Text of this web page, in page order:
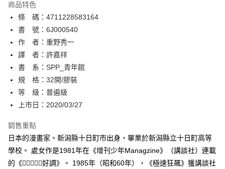
相關說明
【關於「AFTEE先享後付」】
AFTEE先享後付是「在收到商品之後才付款」的支付方式。 讓您購物簡單
便利好安心！
１．簡單：不需註冊會員、不需綁卡、不需儲值。
２．便利：只要手機號碼，簡訊認證，即可結帳。
３．安心：先確認商品／服務後，再付款。
【「AFTEE先享後付」結帳流程】
１．於結帳方式選擇「AFTEE先享後付」後，將跳轉至「AFTEE先享後付」
結帳頁面，進行簡訊認證並確認金額後，即可完成結帳。
２．訂單成立數日內，您將收到繳費通知簡訊。
ATM／網路銀行／等多元方式進行付款，方視為交易完成。
※ 請注意：結帳手續完成當下不需立刻繳費，但若您需要取消訂單，請聯絡
購買商品的店家。未經商家同意取消之訂單仍視為有效，需透過AFTEE先享
後付繳納相關費用。
※ 交易是否成功請以「AFTEE先享後付 」之結帳頁面顯示為準，若有關於
ATM付款
運送方式
全家取貨付款
每筆NT$80，滿NT$500(含以上)免運費
付款後全家取貨
每筆NT$80，滿NT$500(含以上)免運費
付款後萊爾富取貨
商品特色
條 碼：4711228583164
書 號：6J000540
作 者：重野秀一
譯 者：許嘉祥
書 系：SPP_青年館
規 格：32開/膠裝
等 級：普遍級
上市日：2020/03/27
銷售重點
日本的漫畫家。新潟縣十日町市出身，畢業於新潟縣立十日町高等
學校。 處女作是1981年在《增刊少年Managzine》（講談社）連載
的《好調》。 1985年（昭和60年），《極速狂飆》獲講談社